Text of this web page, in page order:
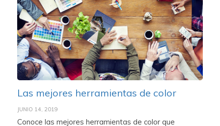
Las mejores herramientas de color
JUNIO 14, 2019
Conoce las mejores herramientas de color que